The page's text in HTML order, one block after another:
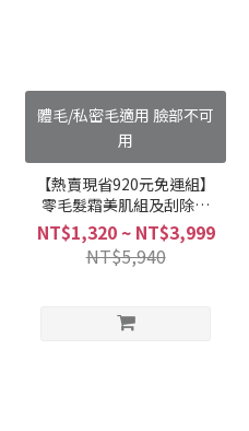
體毛/私密毛適用 臉部不可
用
【熱賣現省920元免運組】
零毛髮霜美肌組及刮除海
NT$1,320 ~ NT$3,999
NT$5,940